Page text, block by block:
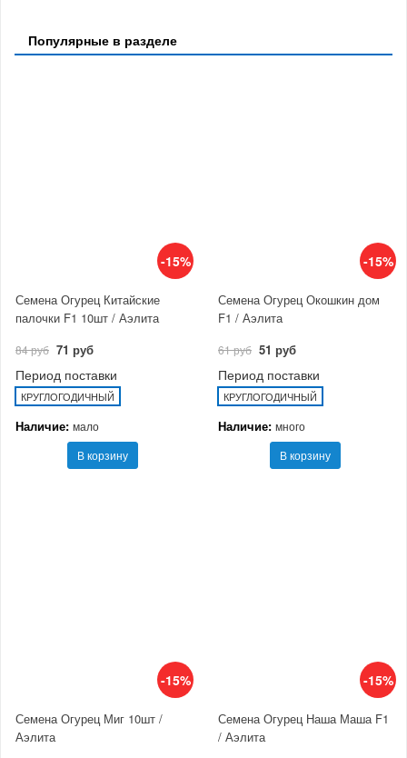
Популярные в разделе
-15%
Семена Огурец Китайские
палочки F1 10шт / Аэлита
84 руб 71 руб
Период поставки
КРУГЛОГОДИЧНЫЙ
Наличие: мало
В корзину
-15%
Семена Огурец Окошкин дом
F1 / Аэлита
61 руб 51 руб
Период поставки
КРУГЛОГОДИЧНЫЙ
Наличие: много
В корзину
-15%
Семена Огурец Миг 10шт /
Аэлита
-15%
Семена Огурец Наша Маша F1
/ Аэлита